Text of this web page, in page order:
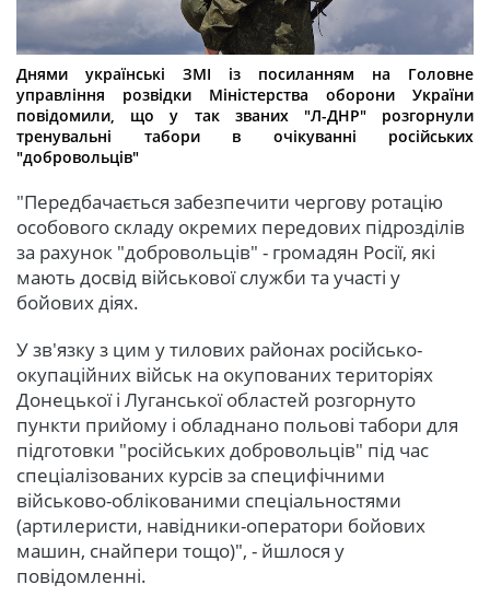
Днями українські ЗМІ із посиланням на Головне
управління розвідки Міністерства оборони України
повідомили, що у так званих "Л-ДНР" розгорнули
тренувальні табори в очікуванні російських
"добровольців"
"Передбачається забезпечити чергову ротацію
особового складу окремих передових підрозділів
за рахунок "добровольців" - громадян Росії, які
мають досвід військової служби та участі у
бойових діях.
У зв'язку з цим у тилових районах російсько-
окупаційних військ на окупованих територіях
Донецької і Луганської областей розгорнуто
пункти прийому і обладнано польові табори для
підготовки "російських добровольців" під час
спеціалізованих курсів за специфічними
військово-облікованими спеціальностями
(артилеристи, навідники-оператори бойових
машин, снайпери тощо)", - йшлося у
повідомленні.